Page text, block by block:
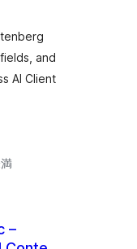
and
AI Client
–